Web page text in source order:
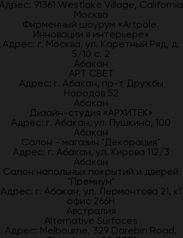
91361 Westlake Village, California
Москва
Фирменный шоурум «Artpole.
Инновации в интерьере»
Адрес: г. Москва, ул. Каретный Ряд, д.
5/10 с. 2
Абакан
АРТ СВЕТ
Адрес: г. Абакан, пр-т Дружбы
Народов 52
Абакан
Дизайн-студия «АРХИТЕК»
Адрес: г. Абакан, ул. Пушкина, 100
Абакан
Салон - магазин "Декорация"
Адрес: г. Абакан, ул. Кирова 112/3
Абакан
Салон напольных покрытий и дверей
"Премиум"
Адрес: г. Абакан, ул. Лермонтова 21, к1
офис 266Н
Австралия
Alternative Surfaces
Адрес: Melbourne, 329 Darebin Road,